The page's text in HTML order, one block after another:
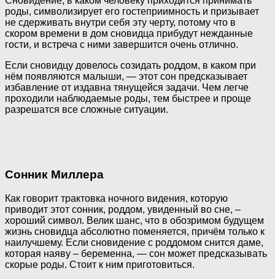
роды, символизирует его гостеприимность и призывает
не сдерживать внутри себя эту черту, потому что в
скором времени в дом сновидца прибудут нежданные
гости, и встреча с ними завершится очень отлично.
Если сновидцу довелось созидать роддом, в каком при
нём появляются малыши, — этот сон предсказывает
избавление от издавна тянущейся задачи. Чем легче
проходили наблюдаемые роды, тем быстрее и проще
разрешатся все сложные ситуации.
Сонник Миллера
Как говорит трактовка ночного видения, которую
приводит этот сонник, роддом, увиденный во сне, –
хороший символ. Велик шанс, что в обозримом будущем
жизнь сновидца абсолютно поменяется, причём только к
наилучшему. Если сновидение с роддомом снится даме,
которая наяву – беременна, — сон может предсказывать
скорые роды. Стоит к ним приготовиться.